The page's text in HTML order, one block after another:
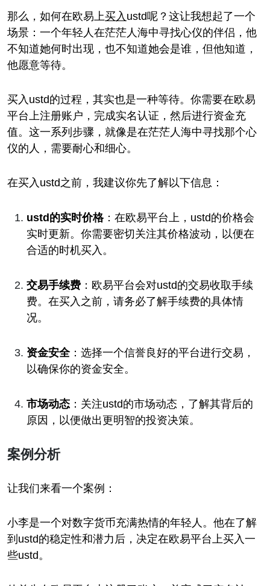
那么，如何在欧易上买入 ustd呢？这让我想起了一个
场景：一个年轻人在茫茫人海中寻找心仪的伴侣，他
不知道她何时出现，也不知道她会是谁，但他知道，
他愿意等待。
买入ustd的过程，其实也是一种等待。你需要在欧易
平台上注册账户，完成实名认证，然后进行资金充
值。这一系列步骤，就像是在茫茫人海中寻找那个心
仪的人，需要耐心和细心。
在买入ustd之前，我建议你先了解以下信息：
ustd的实时价格：在欧易平台上，ustd的价格会
实时更新。你需要密切关注其价格波动，以便在
合适的时机买入。
交易手续费 ：欧易平台会对ustd的交易收取手续
费。在买入之前，请务必了解手续费的具体情
况。
资金安全：选择一个信誉良好的平台进行交易，
以确保你的资金安全。
市场动态 ：关注ustd的市场动态，了解其背后的
原因，以便做出更明智的投资决策。
案例分析
让我们来看一个案例：
小李是一个对数字货币充满热情的年轻人。他在了解
到ustd的稳定性和潜力后，决定在欧易平台上买入一
些ustd。